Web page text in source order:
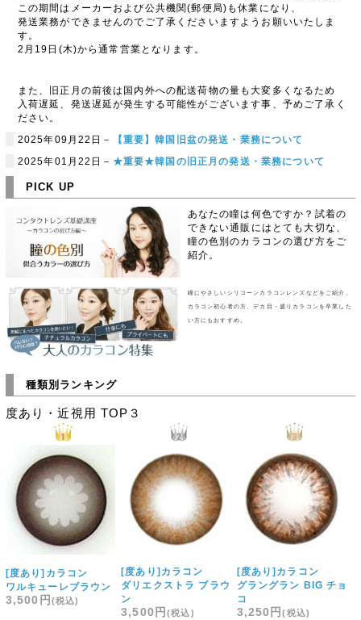
この期間はメーカーおよび公共機関(郵便局)も休業になり、
発送業務ができませんのでご了承くださいますようお願いいたしま
す。
2月19日(木)から通常営業となります。
また、旧正月の前後は国内外への配送荷物の量も大変多くなるため
入荷遅延、発送遅延が発生する可能性がございます事、予めご了承く
ださい。
2025年09月22日－ 【重要】韓国旧盆の発送・業務について
2025年01月22日－ ★重要★韓国の旧正月の発送・業務について
PICK UP
あなたの瞳は何色ですか？試着の
できない通販にはとても大切な、
瞳の色別のカラコンの選び方をご
紹介。
瞳にやさしいシリコーンカラコンレンズなどをご紹介。
カラコン初心者の方、デカ目・盛りカラコンを卒業した
い方にもおすすめ。
種類別ランキング
度あり・近視用 TOP３
[度あり]カラコン
ワルキューレブラウン
3,500円
[度あり]カラコン
ダリエクストラ ブラウ
ン
3,500円
[度あり]カラコン
グラングラン BIG チョ
コ
3,250円